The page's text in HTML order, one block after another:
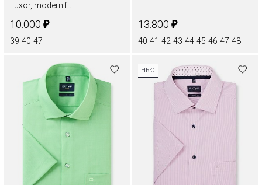
Luxor, modern fit
10.000 ₽
39 40 47
13.800 ₽
40 41 42 43 44 45 46 47 48
НЬЮ